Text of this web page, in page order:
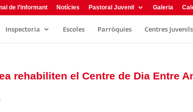
de l’informant Notícies Pastoral Juvenil Galeria
Inspectoria Escoles Parròquies Centres Juvenils
rehabiliten el Centre de Dia Entre